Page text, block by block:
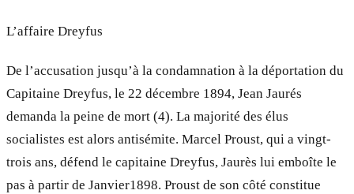
L’affaire Dreyfus
De l’accusation jusqu’à la condamnation à la déportation du
Capitaine Dreyfus, le 22 décembre 1894, Jean Jaurés
demanda la peine de mort (4). La majorité des élus
socialistes est alors antisémite. Marcel Proust, qui a vingt-
trois ans, défend le capitaine Dreyfus, Jaurès lui emboîte le
pas à partir de Janvier1898. Proust de son côté constitue